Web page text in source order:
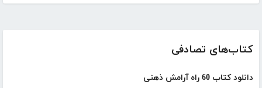
کتاب‌های تصادفی
دانلود کتاب 60 راه آرامش ذهنی